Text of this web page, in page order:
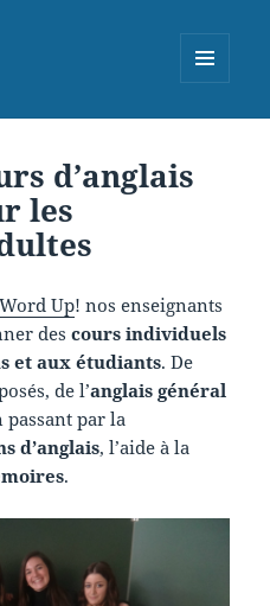
d’anglais
les
Word Up! nos enseignants
descours individuels
et aux étudiants. De
de l’anglais général
passant par la
d’anglais, l’aide à la
.